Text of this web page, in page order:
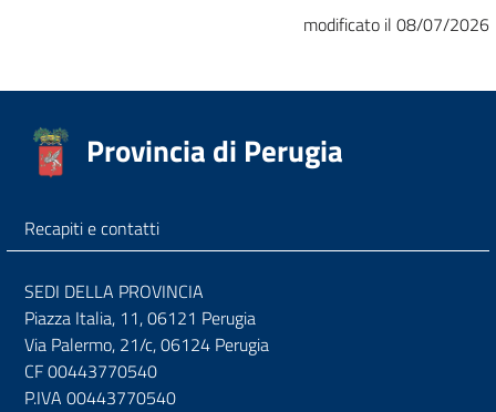
modificato il 08/07/2026
Provincia di Perugia
Recapiti e contatti
SEDI DELLA PROVINCIA
Piazza Italia, 11, 06121 Perugia
Via Palermo, 21/c, 06124 Perugia
CF 00443770540
P.IVA 00443770540